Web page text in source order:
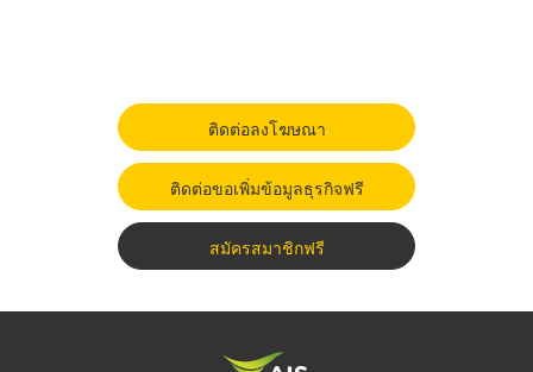
ติดต่อลงโฆษณา
ติดต่อขอเพิ่มข้อมูลธุรกิจฟรี
สมัครสมาชิกฟรี